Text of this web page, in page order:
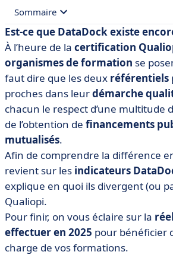
Sommaire
• Qu'est-ce que le référencement
• Quels sont les critères et
• Quelle est la différence entre
• Quid de DataDock en 2025 ?
• Pour conclure, DataDock ou
Est-ce que DataDock existe
À l’heure de la certification
organismes de formation se
faut dire que les deux référentiels
proches dans leurdémarche
chacun le respect d’une multitude
de l’obtention de financements
mutualisés.
Afin de comprendre la différence
revient sur les indicateurs
explique en quoi ils divergent (ou
Qualiopi.
Pour finir, on vous éclaire sur la
effectuer en 2025 pour bénéficier
charge de vos formations.